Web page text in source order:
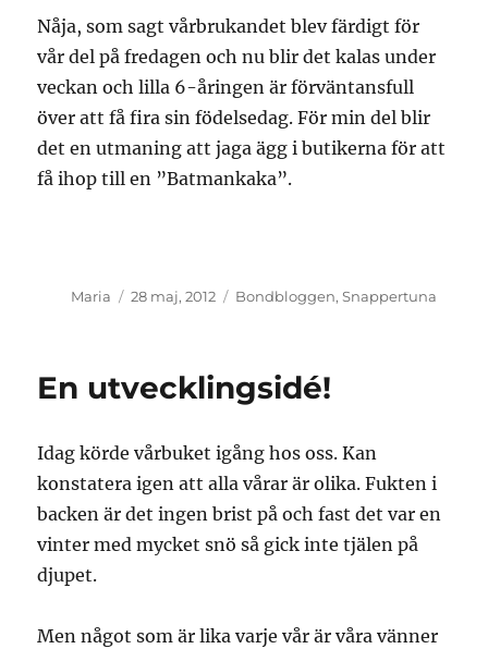
Nåja, som sagt vårbrukandet blev färdigt för
vår del på fredagen och nu blir det kalas under
veckan och lilla 6-åringen är förväntansfull
över att få fira sin födelsedag. För min del blir
det en utmaning att jaga ägg i butikerna för att
få ihop till en ”Batmankaka”.
Författare
Maria
Publicerat
28 maj, 2012 Kategorier
Bondbloggen,Snappertuna
En utvecklingsidé!
Idag körde vårbuket igång hos oss. Kan
konstatera igen att alla vårar är olika. Fukten i
backen är det ingen brist på och fast det var en
vinter med mycket snö så gick inte tjälen på
djupet.
Men något som är lika varje vår är våra vänner